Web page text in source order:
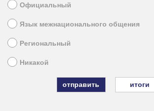
Официальный
Язык межнационального общения
Региональный
Никакой
итоги